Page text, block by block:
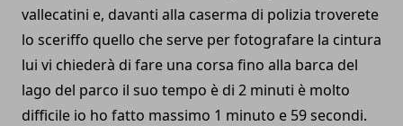
vallecatini e, davanti alla caserma di polizia troverete
lo sceriffo quello che serve per fotografare la cintura
lui vi chiederà di fare una corsa fino alla barca del
lago del parco il suo tempo è di 2 minuti è molto
difficile io ho fatto massimo 1 minuto e 59 secondi.